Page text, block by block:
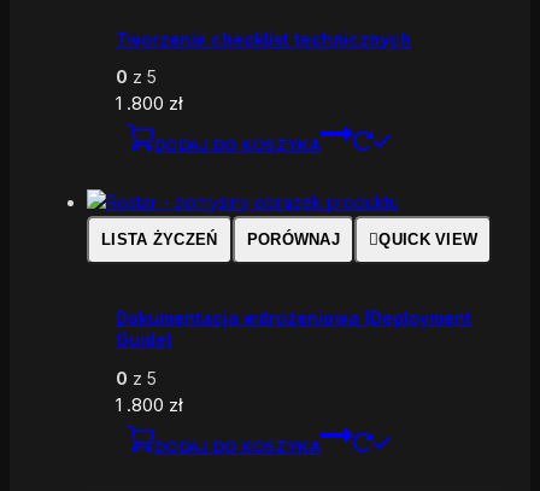
Tworzenie checklist technicznych
0 z 5
1 .800 zł
DODAJ DO KOSZYKA
LISTA ŻYCZEŃ PORÓWNAJ QUICK VIEW
Dokumentacja wdrożeniowa (Deployment
Guide)
0 z 5
1 .800 zł
DODAJ DO KOSZYKA